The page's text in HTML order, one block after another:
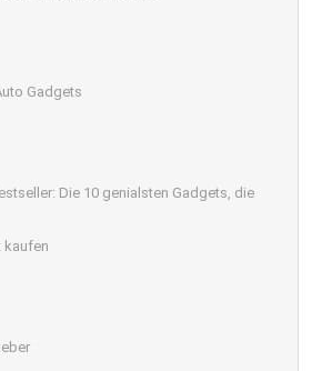
Gadgets
Die 10 genialsten Gadgets, die
kaufen